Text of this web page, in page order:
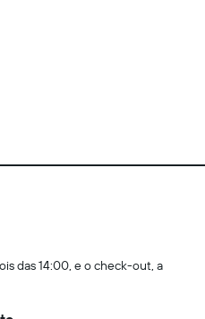
das 14:00, e o check-out, a